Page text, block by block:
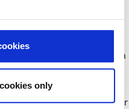
only
En om de software te
Bijna alle studie- en
academy wordt
reden adviseren we dan
besturingssysteem
niet ondersteund door
gevolgen hiervan zijn voor